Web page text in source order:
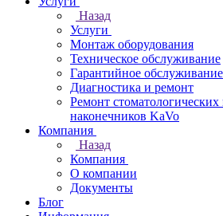
Назад
Услуги
Монтаж оборудования
Техническое обслуживание
Гарантийное обслуживание
Диагностика и ремонт
Ремонт
наконечников KaVo
Компания
Назад
Компания
О компании
Документы
Блог